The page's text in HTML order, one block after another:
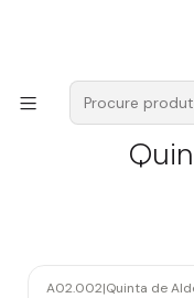
para
Produtores
A02.002|Quinta de